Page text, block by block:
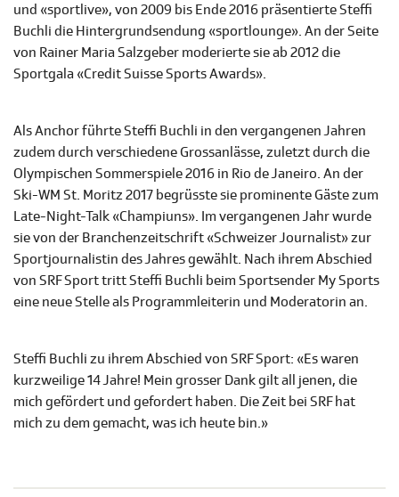
und «sportlive», von 2009 bis Ende 2016 präsentierte Steffi
Buchli die Hintergrundsendung «sportlounge». An der Seite
von Rainer Maria Salzgeber moderierte sie ab 2012 die
Sportgala «Credit Suisse Sports Awards».
Als Anchor führte Steffi Buchli in den vergangenen Jahren
zudem durch verschiedene Grossanlässe, zuletzt durch die
Olympischen Sommerspiele 2016 in Rio de Janeiro. An der
Ski-WM St. Moritz 2017 begrüsste sie prominente Gäste zum
Late-Night-Talk «Champiuns». Im vergangenen Jahr wurde
sie von der Branchenzeitschrift «Schweizer Journalist» zur
Sportjournalistin des Jahres gewählt. Nach ihrem Abschied
von SRF Sport tritt Steffi Buchli beim Sportsender My Sports
eine neue Stelle als Programmleiterin und Moderatorin an.
Steffi Buchli zu ihrem Abschied von SRF Sport: «Es waren
kurzweilige 14 Jahre! Mein grosser Dank gilt all jenen, die
mich gefördert und gefordert haben. Die Zeit bei SRF hat
mich zu dem gemacht, was ich heute bin.»